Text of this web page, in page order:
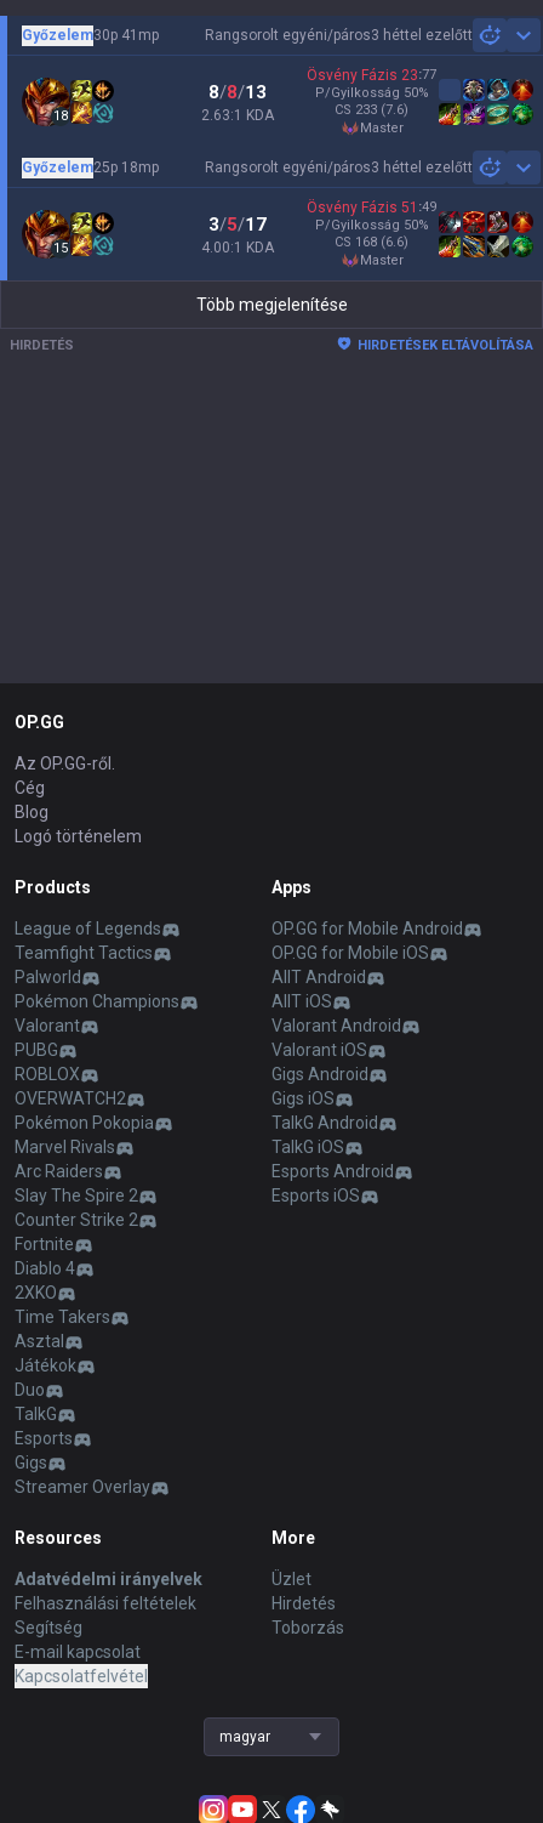
Rangsorolt egyéni/páros3 héttel ezelőtt
Győzelem30p 41mp
18
8/8/13
2.63:1 KDA
Ösvény Fázis 23:77
P/Gyilkosság 50%
CS 233 (7.6)
master
Rangsorolt egyéni/páros3 héttel ezelőtt
Győzelem25p 18mp
15
3/5/17
4.00:1 KDA
Ösvény Fázis 51 :49
P/Gyilkosság 50%
CS 168 (6.6)
master
Több megjelenítése
HIRDETÉS HIRDETÉSEK ELTÁVOLÍTÁSA
OP.GG
Az OP.GG-ről.
Cég
Blog
Logó történelem
Products
League of Legends
Teamfight Tactics
Palworld
Pokémon Champions
Valorant
PUBG
ROBLOX
OVERWATCH2
Pokémon Pokopia
Marvel Rivals
Arc Raiders
Slay The Spire 2
Counter Strike 2
Fortnite
Diablo 4
2XKO
Time Takers
Asztal
Játékok
Duo
TalkG
Esports
Gigs
Streamer Overlay
Apps
OP.GG for Mobile Android
OP.GG for Mobile iOS
AllT Android
AllT iOS
Valorant Android
Valorant iOS
Gigs Android
Gigs iOS
TalkG Android
TalkG iOS
Esports Android
Esports iOS
Resources
Adatvédelmi irányelvek
Felhasználási feltételek
Segítség
E-mail kapcsolat
Kapcsolatfelvétel
More
Üzlet
Hirdetés
Toborzás
magyar